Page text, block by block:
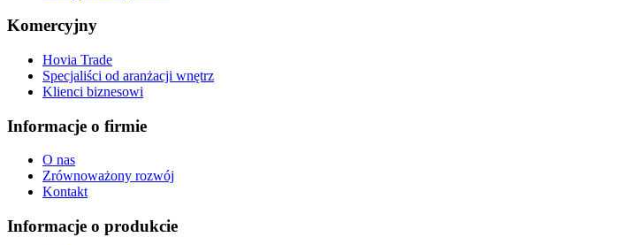
Komercyjny
Hovia Trade
Specjaliści od aranżacji wnętrz
Klienci biznesowi
Informacje o firmie
O nas
Zrównoważony rozwój
Kontakt
Informacje o produkcie